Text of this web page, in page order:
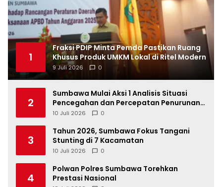
1
Fraksi PDIP Minta Pemda Pastikan Ruang
Khusus Produk UMKM Lokal di Ritel Modern
9 Juli 2026 0
2
Sumbawa Mulai Aksi 1 Analisis Situasi
Pencegahan dan Percepatan Penurunan
Stunting Tahun 2026
10 Juli 2026 0
3
Tahun 2026, Sumbawa Fokus Tangani
Stunting di 7 Kacamatan
10 Juli 2026 0
4
Polwan Polres Sumbawa Torehkan
Prestasi Nasional